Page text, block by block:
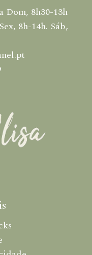
Dom, 8h30-13h
8h-14h. Sáb,